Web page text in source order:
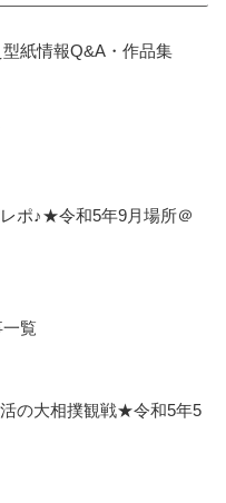
型紙情報Q&A・作品集
ポ♪★令和5年9月場所＠
覧
の大相撲観戦★令和5年5